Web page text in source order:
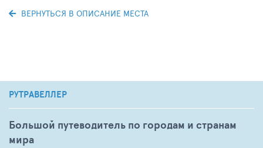
ВЕРНУТЬСЯ В ОПИСАНИЕ МЕСТА
РУТРАВЕЛЛЕР
Большой путеводитель по городам и странам
мира